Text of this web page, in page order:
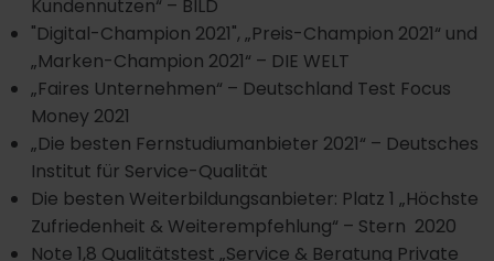
Kundennutzen“ – BILD
"Digital-Champion 2021", „Preis-Champion 2021“ und
„Marken-Champion 2021“ – DIE WELT
„Faires Unternehmen“ – Deutschland Test Focus
Money 2021
„Die besten Fernstudiumanbieter 2021“ – Deutsches
Institut für Service-Qualität
Die besten Weiterbildungsanbieter: Platz 1 „Höchste
Zufriedenheit & Weiterempfehlung“ – Stern 2020
Note 1,8 Qualitätstest „Service & Beratung Private